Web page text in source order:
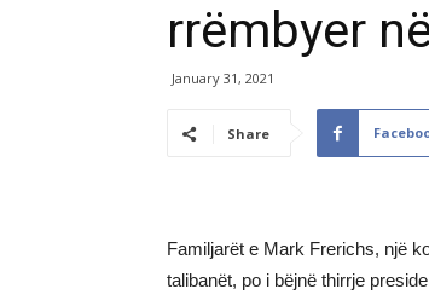
rrëmbyer
January 31, 2021
Share
Familjarët e Mark Frerichs, një
talibanët, po i bëjnë thirrje